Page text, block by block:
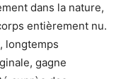
dans la nature,
entièrement nu.
longtemps
gagne